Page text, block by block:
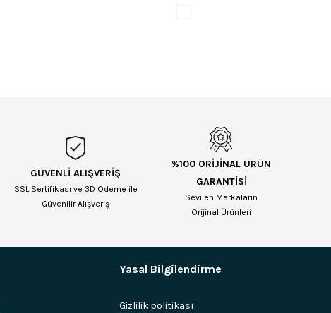
GÜVENLİ ALIŞVERİŞ
SSL Sertifikası ve 3D Ödeme ile
Güvenilir Alışveriş
%100 ORİJİNAL ÜRÜN
GARANTİSİ
Sevilen Markaların
Orijinal Ürünleri
Yasal Bilgilendirme
Gizlilik politikası